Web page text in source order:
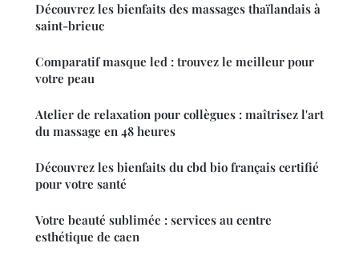
Découvrez les bienfaits des massages thaïlandais à
saint-brieuc
Comparatif masque led : trouvez le meilleur pour
votre peau
Atelier de relaxation pour collègues : maîtrisez l'art
du massage en 48 heures
Découvrez les bienfaits du cbd bio français certifié
pour votre santé
Votre beauté sublimée : services au centre
esthétique de caen